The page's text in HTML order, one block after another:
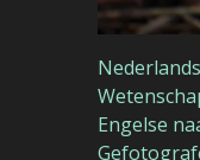
Engelse